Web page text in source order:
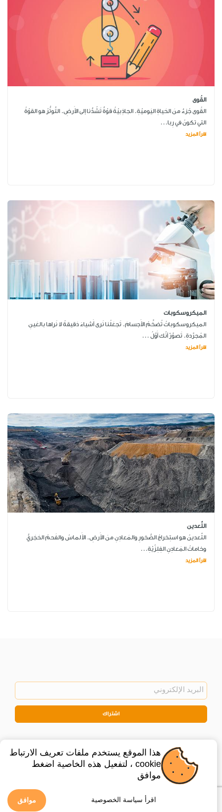
القُوى
القُوى جُزءٌ منَ الحَياةِ اليَوميّةِ. الجاذِبيّةُ قوّةٌ تَشُدُّنا إلى الأَرضِ. التَّوتُّرُ هو القوّةُ
التي تكونُ في رِبا...
اقرأ المزيد
الميكروسكوبات
الميكروسكوباتُ تُضخِّمُ الأَجسامَ. تَجعَلُنا نَرى أَشياءَ دَقيقةً لا نَراها بالعَينِ
المُجرَّدةِ. تَصوَّرْ أنّك أَوَّلُ ...
اقرأ المزيد
التَّعدين
التَّعدينُ هو استِخراجُ الصُّخورِ والمَعادِنِ منَ الأَرضِ. الأَلماسُ والفَحمُ الحَجَريُّ
وخاماتُ المَعادِنِ الفِلِزّيّةِ...
اقرأ المزيد
اشتراك
هذا الموقع يستخدم ملفات تعريف الارتباط
cookie ، لتفعيل هذه الخاصية اضغط
موافق
موافق اقرأ سياسة الخصوصية